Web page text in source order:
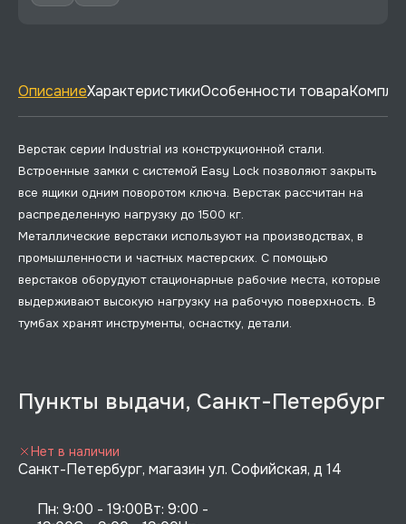
ОписаниеХарактеристикиОсобенности товара
Верстак серии Industrial из конструкционной стали.
Встроенные замки с системой Easy Lock позволяют закрыть
все ящики одним поворотом ключа. Верстак рассчитан на
распределенную нагрузку до 1500 кг.
Металлические верстаки используют на производствах, в
промышленности и частных мастерских. С помощью
верстаков оборудуют стационарные рабочие места, которые
выдерживают высокую нагрузку на рабочую поверхность. В
тумбах хранят инструменты, оснастку, детали.
Пункты выдачи, Санкт-Петербург
Санкт-Петербург, магазин ул. Софийская, д 14
Пн: 9:00 - 19:00Вт: 9:00 -
Нет в наличии